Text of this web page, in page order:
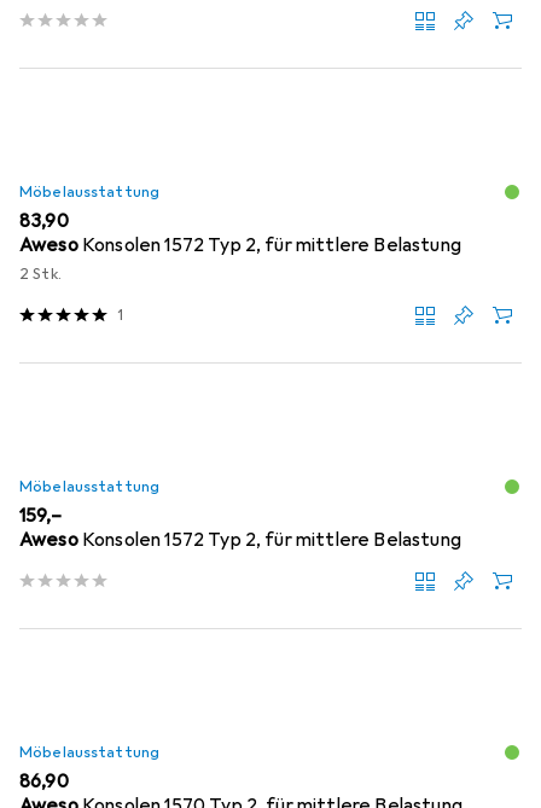
Möbelausstattung
EUR
83,90
Aweso Konsolen 1572 Typ 2, für mittlere Belastung
2 Stk.
1
Möbelausstattung
EUR
159,–
Aweso Konsolen 1572 Typ 2, für mittlere Belastung
Möbelausstattung
EUR
86,90